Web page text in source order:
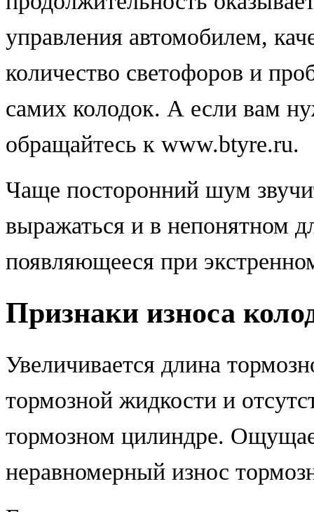
управления автомобилем,
количество светофоров и
самих колодок. А если вам
обращайтесь к www.btyre.ru.
Чаще посторонний шум
выражаться и в непонятном
появляющееся при
Признаки износа
Увеличивается длина
тормозной жидкости и
тормозном цилиндре.
неравномерный износ